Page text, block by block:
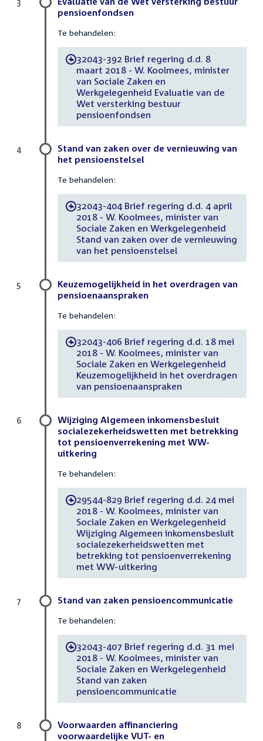
pensioenfondsen
Te behandelen:
-32043-392 Brief regering d.d. 8
maart 2018 - W. Koolmees, minister
van Sociale Zaken en
Werkgelegenheid Evaluatie van de
Wet versterking bestuur
pensioenfondsen
3
Stand van zaken over de vernieuwing van
het pensioenstelsel
Te behandelen:
-32043-404 Brief regering d.d. 4 april
2018 - W. Koolmees, minister van
Sociale Zaken en Werkgelegenheid
Stand van zaken over de vernieuwing
van het pensioenstelsel
4
Keuzemogelijkheid in het overdragen van
pensioenaanspraken
Te behandelen:
-32043-406 Brief regering d.d. 18 mei
2018 - W. Koolmees, minister van
Sociale Zaken en Werkgelegenheid
Keuzemogelijkheid in het overdragen
van pensioenaanspraken
5
Wijziging Algemeen inkomensbesluit
socialezekerheidswetten met betrekking
tot pensioenverrekening met WW-
uitkering
Te behandelen:
-29544-829 Brief regering d.d. 24 mei
2018 - W. Koolmees, minister van
Sociale Zaken en Werkgelegenheid
Wijziging Algemeen inkomensbesluit
socialezekerheidswetten met
betrekking tot pensioenverrekening
met WW-uitkering
6
Stand van zaken pensioencommunicatie
Te behandelen:
-32043-407 Brief regering d.d. 31 mei
2018 - W. Koolmees, minister van
Sociale Zaken en Werkgelegenheid
Stand van zaken
pensioencommunicatie
7
Voorwaarden affinanciering
voorwaardelijke VUT- en
8